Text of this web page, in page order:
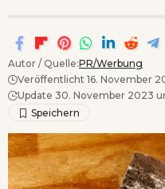
Autor / Quelle:PR/Werbung
Veröffentlicht 16. November
Update 30. November 2023